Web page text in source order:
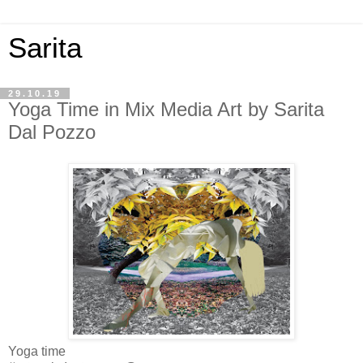
Sarita
29.10.19
Yoga Time in Mix Media Art by Sarita
Dal Pozzo
Yoga time